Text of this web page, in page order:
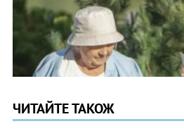
ЧИТАЙТЕ ТАКОЖ